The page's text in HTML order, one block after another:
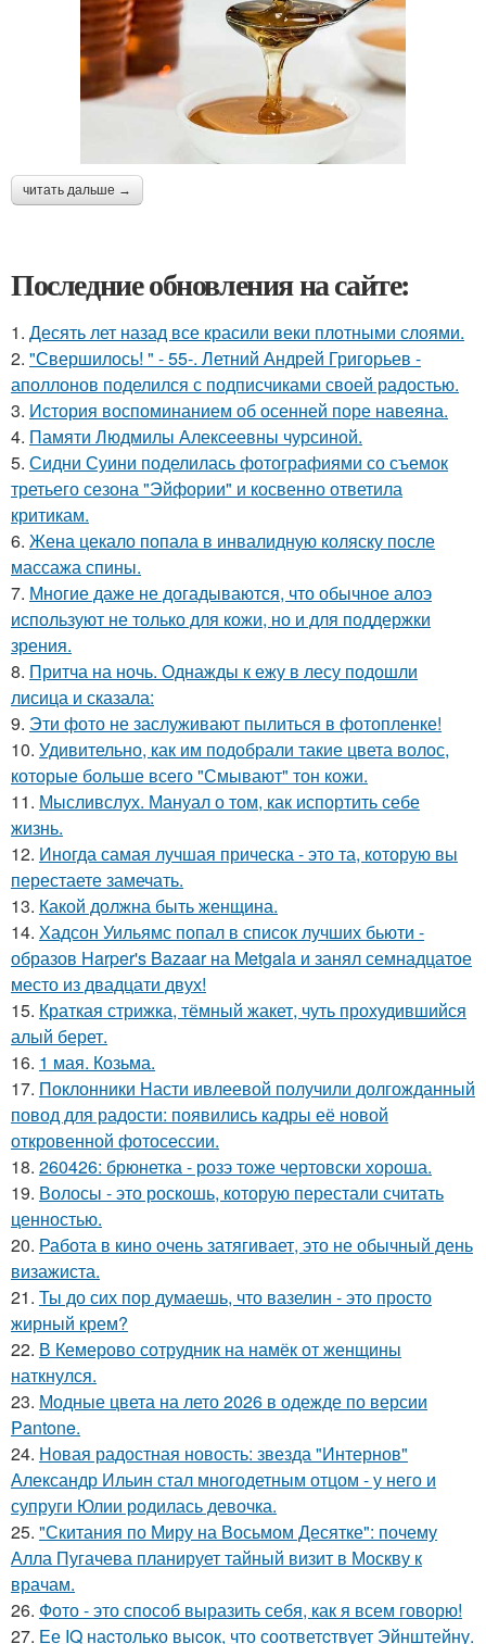
читать дальше →
Последние обновления на сайте:
1. Десять лет назад все красили веки плотными слоями.
2. "Свершилось! " - 55-. Летний Андрей Григорьев -
аполлонов поделился с подписчиками своей радостью.
3. История воспоминанием об осенней поре навеяна.
4. Памяти Людмилы Алексеевны чурсиной.
5. Сидни Суини поделилась фотографиями со съемок
третьего сезона "Эйфории" и косвенно ответила
критикам.
6. Жена цекало попала в инвалидную коляску после
массажа спины.
7. Многие даже не догадываются, что обычное алоэ
используют не только для кожи, но и для поддержки
зрения.
8. Притча на ночь. Однажды к ежу в лесу подошли
лисица и сказала:
9. Эти фото не заслуживают пылиться в фотопленке!
10. Удивительно, как им подобрали такие цвета волос,
которые больше всего "Смывают" тон кожи.
11. Мысливслух. Мануал о том, как испортить себе
жизнь.
12. Иногда самая лучшая прическа - это та, которую вы
перестаете замечать.
13. Какой должна быть женщина.
14. Хадсон Уильямс попал в список лучших бьюти -
образов Harper's Bazaar на Metgala и занял семнадцатое
место из двадцати двух!
15. Краткая стрижка, тёмный жакет, чуть прохудившийся
алый берет.
16. 1 мая. Козьма.
17. Поклонники Насти ивлеевой получили долгожданный
повод для радости: появились кадры её новой
откровенной фотосессии.
18. 260426: брюнетка - розэ тоже чертовски хороша.
19. Волосы - это роскошь, которую перестали считать
ценностью.
20. Работа в кино очень затягивает, это не обычный день
визажиста.
21. Ты до сих пор думаешь, что вазелин - это просто
жирный крем?
22. В Кемерово сотрудник на намёк от женщины
наткнулся.
23. Модные цвета на лето 2026 в одежде по версии
Pantone.
24. Новая радостная новость: звезда "Интернов"
Александр Ильин стал многодетным отцом - у него и
супруги Юлии родилась девочка.
25. "Скитания по Миру на Восьмом Десятке": почему
Алла Пугачева планирует тайный визит в Москву к
врачам.
26. Фото - это способ выразить себя, как я всем говорю!
27. Ее IQ наcтолько выcок, что соответcтвует Эйнштейну.